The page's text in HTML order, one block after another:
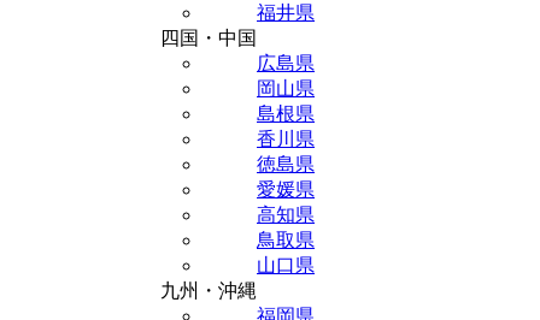
福井県
四国・中国
広島県
岡山県
島根県
香川県
徳島県
愛媛県
高知県
鳥取県
山口県
九州・沖縄